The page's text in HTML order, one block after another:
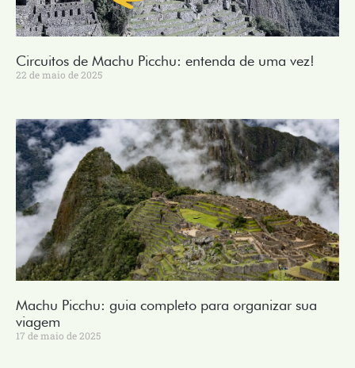
Circuitos de Machu Picchu: entenda de uma vez!
22 de maio de 2025
Machu Picchu: guia completo para organizar sua
viagem
17 de maio de 2025